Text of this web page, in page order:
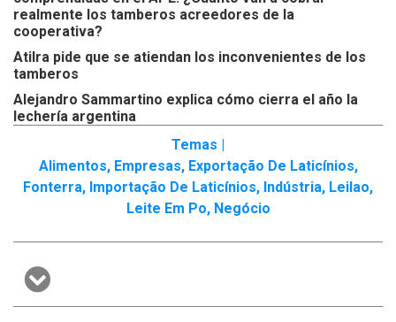
realmente los tamberos acreedores de la
cooperativa?
Atilra pide que se atiendan los inconvenientes de los
tamberos
Alejandro Sammartino explica cómo cierra el año la
lechería argentina
Temas |
Alimentos, Empresas, Exportação De Laticínios,
Fonterra, Importação De Laticínios, Indústria, Leilao,
Leite Em Po, Negócio